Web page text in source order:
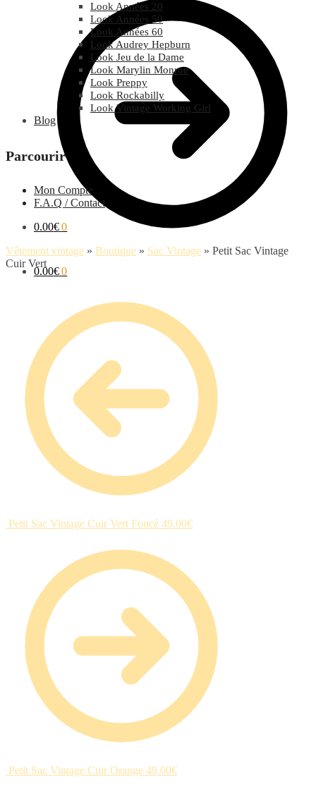
0.00€ 0
Look Années 20
Look Années 50
Look Années 60
Look Audrey Hepburn
Look Jeu de la Dame
Look Marylin Monroe
Look Preppy
Look Rockabilly
Look Vintage Working Girl
Blog
Parcourir
Mon Compte
F.A.Q / Contact
0.00€ 0
Vêtement vintage » Boutique » Sac Vintage » Petit Sac Vintage
Cuir Vert
Petit Sac Vintage Cuir Vert Foncé 49.00€
Petit Sac Vintage Cuir Orange 49.00€